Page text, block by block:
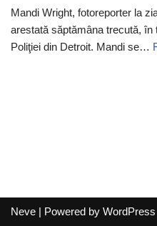
Mandi Wright, fotoreporter la
arestată săptămâna trecută,
Poliţiei din Detroit. Mandi se…
Neve | Powered by WordPress